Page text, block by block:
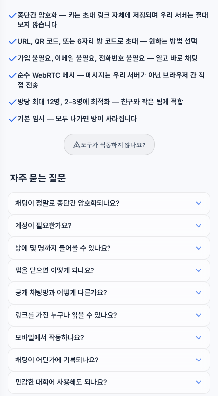
종단간 암호화 — 키는 초대 링크 자체에 저장되며 우리 서버는 절대
보지 않습니다
URL, QR 코드, 또는 6자리 방 코드로 초대 — 원하는 방법 선택
가입 불필요, 이메일 불필요, 전화번호 불필요 — 열고 바로 채팅
순수 WebRTC 메시 — 메시지는 우리 서버가 아닌 브라우저 간 직
접 전송
방당 최대 12명, 2–8명에 최적화 — 친구와 작은 팀에 적합
기본 임시 — 모두 나가면 방이 사라집니다
도구가 작동하지 않나요?
자주 묻는 질문
채팅이 정말로 종단간 암호화되나요?
계정이 필요한가요?
방에 몇 명까지 들어올 수 있나요?
탭을 닫으면 어떻게 되나요?
공개 채팅방과 어떻게 다른가요?
링크를 가진 누구나 읽을 수 있나요?
모바일에서 작동하나요?
채팅이 어딘가에 기록되나요?
민감한 대화에 사용해도 되나요?